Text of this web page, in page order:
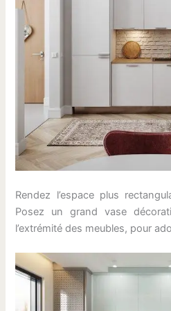
Rendez l’espace plus
Posez un grand vase
l’extrémité des meubles, pour